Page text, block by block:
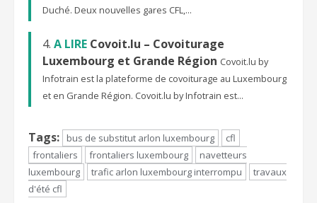
Duché. Deux nouvelles gares CFL,...
A LIRE Covoit.lu – Covoiturage
Luxembourg et Grande Région Covoit.lu by
Infotrain est la plateforme de covoiturage au Luxembourg
et en Grande Région. Covoit.lu by Infotrain est...
Tags: bus de substitut arlon luxembourg
cfl
frontaliers
frontaliers luxembourg
navetteurs
luxembourg
trafic arlon luxembourg interrompu
travaux
d'été cfl